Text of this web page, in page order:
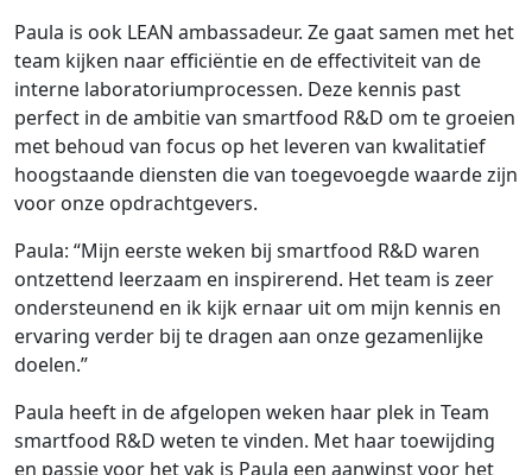
Paula is ook LEAN ambassadeur. Ze gaat samen met het
team kijken naar efficiëntie en de effectiviteit van de
interne laboratoriumprocessen. Deze kennis past
perfect in de ambitie van smartfood R&D om te groeien
met behoud van focus op het leveren van kwalitatief
hoogstaande diensten die van toegevoegde waarde zijn
voor onze opdrachtgevers.
Paula: “Mijn eerste weken bij smartfood R&D waren
ontzettend leerzaam en inspirerend. Het team is zeer
ondersteunend en ik kijk ernaar uit om mijn kennis en
ervaring verder bij te dragen aan onze gezamenlijke
doelen.”
Paula heeft in de afgelopen weken haar plek in Team
smartfood R&D weten te vinden. Met haar toewijding
en passie voor het vak is Paula een aanwinst voor het